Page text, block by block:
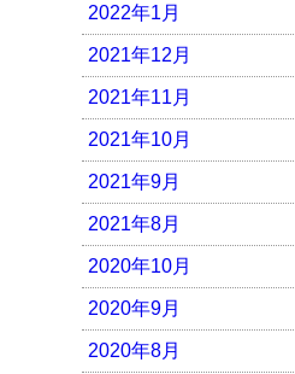
2022年1月
2021年12月
2021年11月
2021年10月
2021年9月
2021年8月
2020年10月
2020年9月
2020年8月